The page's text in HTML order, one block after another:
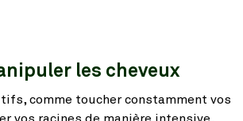
les cheveux
comme toucher constamment vos
vos racines de manière intensive,